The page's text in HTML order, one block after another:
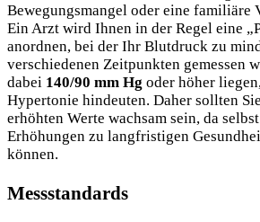
Bewegungsmangel oder eine familiäre
Ein Arzt wird Ihnen in der Regel eine
anordnen, bei der Ihr Blutdruck zu
verschiedenen Zeitpunkten gemessen
dabei 140/90 mm Hg oder höher
Hypertonie hindeuten. Daher sollten
erhöhten Werte wachsam sein, da
Erhöhungen zu langfristigen
können.
Messstandards